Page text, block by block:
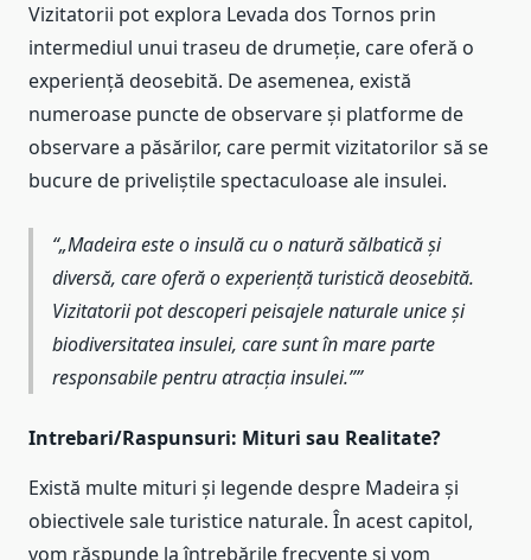
Vizitatorii pot explora Levada dos Tornos prin
intermediul unui traseu de drumeție, care oferă o
experiență deosebită. De asemenea, există
numeroase puncte de observare și platforme de
observare a păsărilor, care permit vizitatorilor să se
bucure de priveliștile spectaculoase ale insulei.
„Madeira este o insulă cu o natură sălbatică și
diversă, care oferă o experiență turistică deosebită.
Vizitatorii pot descoperi peisajele naturale unice și
biodiversitatea insulei, care sunt în mare parte
responsabile pentru atracția insulei.”
Intrebari/Raspunsuri: Mituri sau Realitate?
Există multe mituri și legende despre Madeira și
obiectivele sale turistice naturale. În acest capitol,
vom răspunde la întrebările frecvente și vom